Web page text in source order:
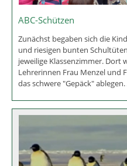
ABC-Schützen
Zunächst begaben sich die
und riesigen bunten
jeweilige Klassenzimmer. Dort
Lehrerinnen Frau Menzel
das schwere "Gepäck"